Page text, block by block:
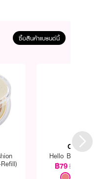
ซื้อสินค้าแบรนด์นี้
ODBO
Hello Blusher 1300
฿79฿179